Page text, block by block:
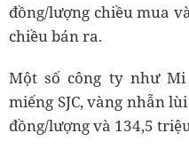
đồng/lượng chiều mua
chiều bán ra.
Một số công ty như
miếng SJC, vàng nhẫn
đồng/lượng và 134,5